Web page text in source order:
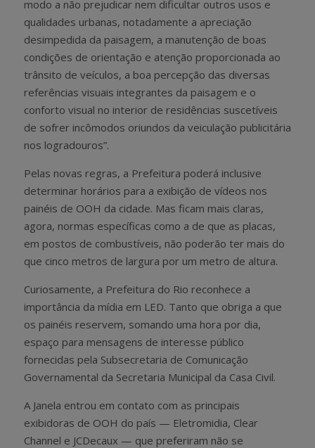
modo a não prejudicar nem dificultar outros usos e
qualidades urbanas, notadamente a apreciação
desimpedida da paisagem, a manutenção de boas
condições de orientação e atenção proporcionada ao
trânsito de veículos, a boa percepção das diversas
referências visuais integrantes da paisagem e o
conforto visual no interior de residências suscetíveis
de sofrer incômodos oriundos da veiculação publicitária
nos logradouros”.
Pelas novas regras, a Prefeitura poderá inclusive
determinar horários para a exibição de vídeos nos
painéis de OOH da cidade. Mas ficam mais claras,
agora, normas específicas como a de que as placas,
em postos de combustíveis, não poderão ter mais do
que cinco metros de largura por um metro de altura.
Curiosamente, a Prefeitura do Rio reconhece a
importância da mídia em LED. Tanto que obriga a que
os painéis reservem, somando uma hora por dia,
espaço para mensagens de interesse público
fornecidas pela Subsecretaria de Comunicação
Governamental da Secretaria Municipal da Casa Civil.
A Janela entrou em contato com as principais
exibidoras de OOH do país — Eletromidia, Clear
Channel e JCDecaux — que preferiram não se